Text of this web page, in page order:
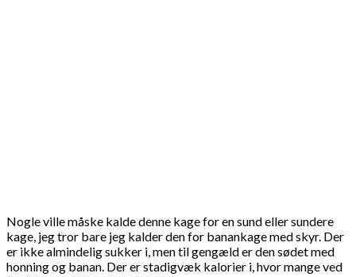
Nogle ville måske kalde denne kage for en sund eller sundere
kage, jeg tror bare jeg kalder den for banankage med skyr. Der
er ikke almindelig sukker i, men til gengæld er den sødet med
honning og banan. Der er stadigvæk kalorier i, hvor mange ved